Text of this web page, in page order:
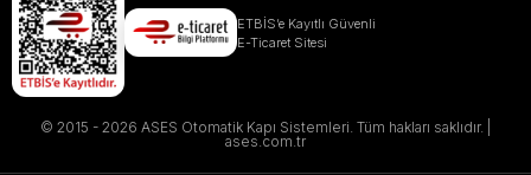
ETBİS’e Kayıtlı Güvenli
E-Ticaret Sitesi
© 2015 - 2026 ASES Otomatik Kapı Sistemleri. Tüm hakları saklıdır. |
ases.com.tr